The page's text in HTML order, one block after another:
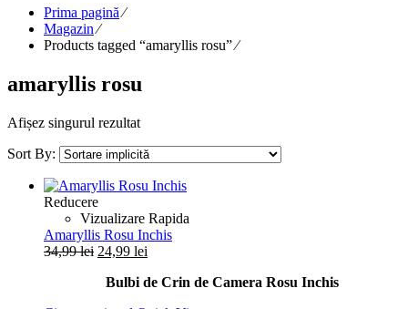
Prima pagină⁄
Magazin ⁄
Products tagged “amaryllis rosu”⁄
amaryllis rosu
Afișez singurul rezultat
Sort By:
Reducere
Vizualizare Rapida
Amaryllis Rosu Inchis
34,99lei Prețul
24,99 lei
este:
Bulbi de Crin de Camera Rosu Inchis